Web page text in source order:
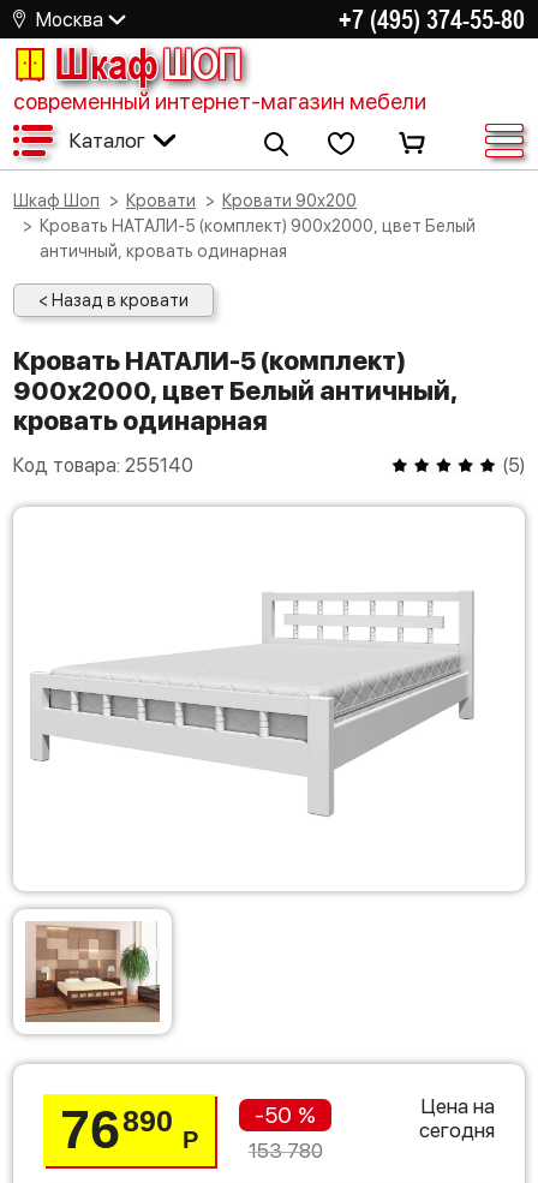
Москва +7 (495) 374-55-80
ШкафШОП
современный интернет-магазин мебели
Каталог
Шкаф Шоп Кровати
Кровати 90х200
Кровать НАТАЛИ-5 (комплект) 900х2000, цвет Белый
античный, кровать одинарная
< Назад в кровати
Кровать НАТАЛИ-5 (комплект)
900х2000, цвет Белый античный,
кровать одинарная
Код товара: 255140 (5)
76890
Р
-50 %
153 780
Цена на
сегодня